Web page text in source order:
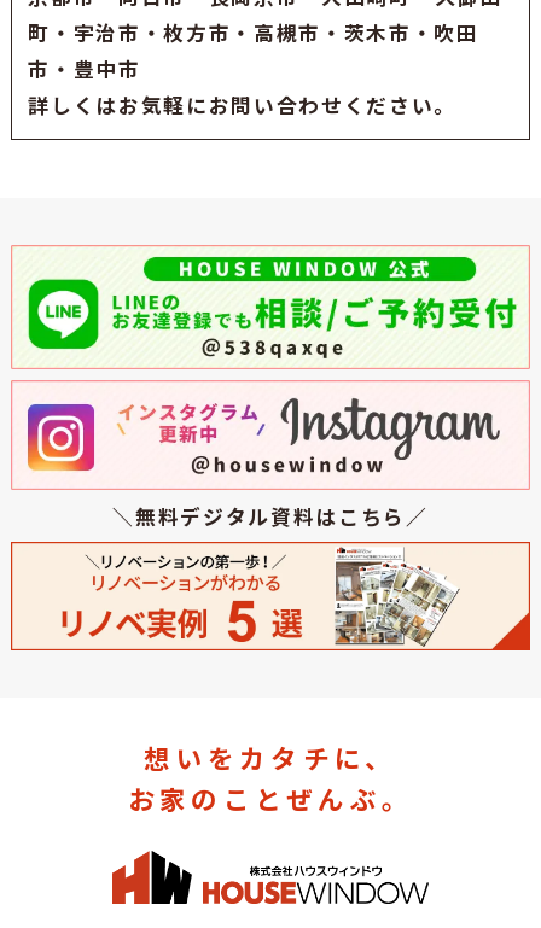
町・ 宇治市 ・枚方市・高槻市・茨木市・吹田
市・豊中市
詳しくはお気軽にお問い合わせください。
＼無料デジタル資料はこちら／
想いをカタチに、
お家のことぜんぶ。